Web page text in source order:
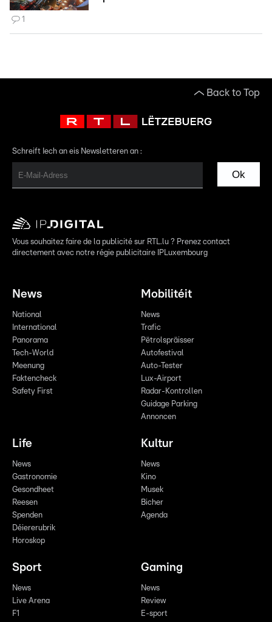
1
Back to Top
Schreift Iech an eis Newsletteren an :
Ok
Vous souhaitez faire de la publicité sur RTL.lu ? Prenez contact
directement avec notre régie publicitaire IPLuxembourg
News
National
International
Panorama
Tech-World
Meenung
Faktencheck
Safety First
Mobilitéit
News
Trafic
Pëtrolspräisser
Autofestival
Auto-Tester
Lux-Airport
Radar-Kontrollen
Guidage Parking
Annoncen
Life
News
Gastronomie
Gesondheet
Reesen
Spenden
Déiererubrik
Horoskop
Kultur
News
Kino
Musek
Bicher
Agenda
Sport
News
Live Arena
F1
Gaming
News
Review
E-sport